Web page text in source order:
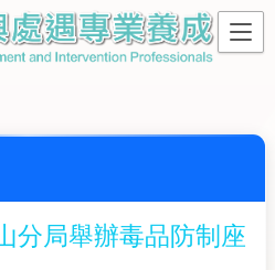
分局舉辦毒品防制座